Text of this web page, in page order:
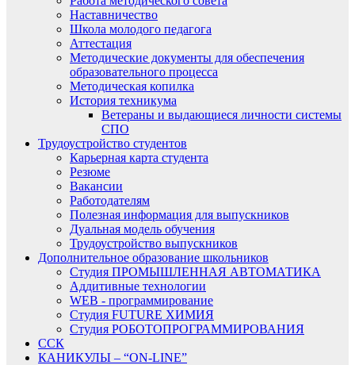
Наставничество
Школа молодого педагога
Аттестация
Методические документы для обеспечения
образовательного процесса
Методическая копилка
История техникума
Ветераны и выдающиеся личности системы
СПО
Трудоустройство студентов
Карьерная карта студента
Резюме
Вакансии
Работодателям
Полезная информация для выпускников
Дуальная модель обучения
Трудоустройство выпускников
Дополнительное образование школьников
Студия ПРОМЫШЛЕННАЯ АВТОМАТИКА
Аддитивные технологии
WEB - программирование
Студия FUTURE ХИМИЯ
Студия РОБОТОПРОГРАММИРОВАНИЯ
ССК
КАНИКУЛЫ – “ON-LINE”